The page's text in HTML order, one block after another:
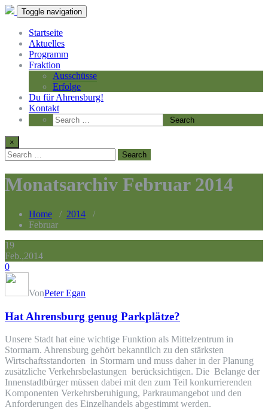
Toggle navigation
Startseite
Aktuelles
Programm
Fraktion
Ausschüsse
Erfolge
Du für Ahrensburg!
Kontakt
×
Monatsarchiv Februar 2014
Home / 2014 /
Februar
19
Feb.,2014
0
VonPeter Egan
Hat Ahrensburg genug Parkplätze?
Unsere Stadt hat eine wichtige Funktion als Mittelzentrum in
Stormarn. Ahrensburg gehört bekanntlich zu den stärksten
Wirtschaftsstandorten in Stormarn und muss daher in der Planung
zusätzliche Verkehrsbelastungen berücksichtigen. Die Belange der
Innenstadtbürger müssen dabei mit den zum Teil konkurrierenden
Komponenten Verkehrsberuhigung, Parkraumangebot und den
Anforderungen des Einzelhandels abgestimmt werden.